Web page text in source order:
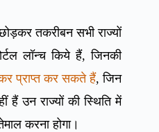
तकरीबन सभी राज्यों
लॉन्च किये हैं, जिनकी
प्राप्त कर सकते हैं, जिन
हैं उन राज्यों की स्थिति में
करना होगा।